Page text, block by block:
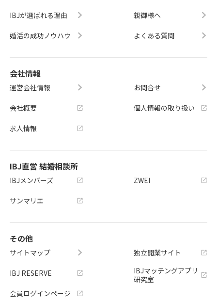
IBJが選ばれる理由
婚活の成功ノウハウ
親御様へ
よくある質問
会社情報
運営会社情報
会社概要
求人情報
お問合せ
個人情報の取り扱い
IBJ直営 結婚相談所
IBJメンバーズ
サンマリエ
ZWEI
その他
サイトマップ
IBJ RESERVE
会員ログインページ
独立開業サイト
IBJマッチングアプリ
研究室